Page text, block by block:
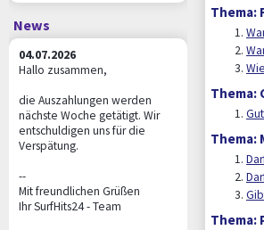
News
04.07.2026
Hallo zusammen,
die Auszahlungen werden
nächste Woche getätigt. Wir
entschuldigen uns für die
Verspätung.
--
Mit freundlichen Grüßen
Ihr SurfHits24 - Team
Thema:
Thema:
Thema:
Thema: